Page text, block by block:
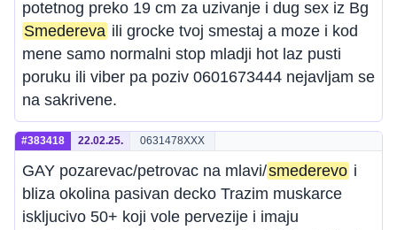
potetnog preko 19 cm za uzivanje i dug sex iz Bg
Smedereva ili grocke tvoj smestaj a moze i kod
mene samo normalni stop mladji hot laz pusti
poruku ili viber pa poziv 0601673444 nejavljam se
na sakrivene.
#383418 22.02.25. 0631478XXX
GAY pozarevac/petrovac na mlavi/smederevo i
bliza okolina pasivan decko Trazim muskarce
iskljucivo 50+ koji vole pervezije i imaju